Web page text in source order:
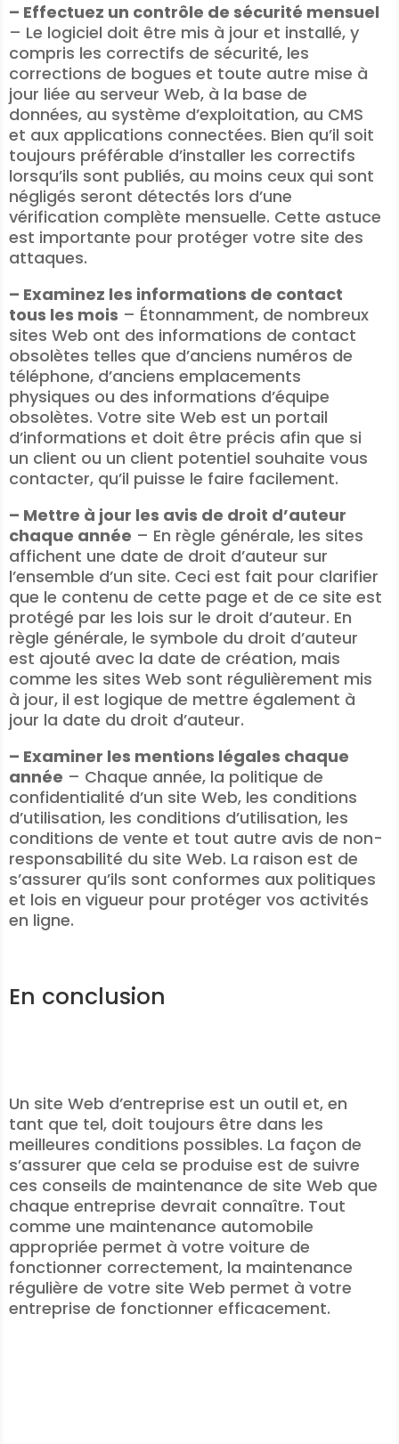
– Effectuez un contrôle de sécurité mensuel
– Le logiciel doit être mis à jour et installé, y
compris les correctifs de sécurité, les
corrections de bogues et toute autre mise à
jour liée au serveur Web, à la base de
données, au système d’exploitation, au CMS
et aux applications connectées. Bien qu’il soit
toujours préférable d’installer les correctifs
lorsqu’ils sont publiés, au moins ceux qui sont
négligés seront détectés lors d’une
vérification complète mensuelle. Cette astuce
est importante pour protéger votre site des
attaques.
– Examinez les informations de contact
tous les mois – Étonnamment, de nombreux
sites Web ont des informations de contact
obsolètes telles que d’anciens numéros de
téléphone, d’anciens emplacements
physiques ou des informations d’équipe
obsolètes. Votre site Web est un portail
d’informations et doit être précis afin que si
un client ou un client potentiel souhaite vous
contacter, qu’il puisse le faire facilement.
– Mettre à jour les avis de droit d’auteur
chaque année – En règle générale, les sites
affichent une date de droit d’auteur sur
l’ensemble d’un site. Ceci est fait pour clarifier
que le contenu de cette page et de ce site est
protégé par les lois sur le droit d’auteur. En
règle générale, le symbole du droit d’auteur
est ajouté avec la date de création, mais
comme les sites Web sont régulièrement mis
à jour, il est logique de mettre également à
jour la date du droit d’auteur.
– Examiner les mentions légales chaque
année – Chaque année, la politique de
confidentialité d’un site Web, les conditions
d’utilisation, les conditions d’utilisation, les
conditions de vente et tout autre avis de non-
responsabilité du site Web. La raison est de
s’assurer qu’ils sont conformes aux politiques
et lois en vigueur pour protéger vos activités
en ligne.
En conclusion
Un site Web d’entreprise est un outil et, en
tant que tel, doit toujours être dans les
meilleures conditions possibles. La façon de
s’assurer que cela se produise est de suivre
ces conseils de maintenance de site Web que
chaque entreprise devrait connaître. Tout
comme une maintenance automobile
appropriée permet à votre voiture de
fonctionner correctement, la maintenance
régulière de votre site Web permet à votre
entreprise de fonctionner efficacement.